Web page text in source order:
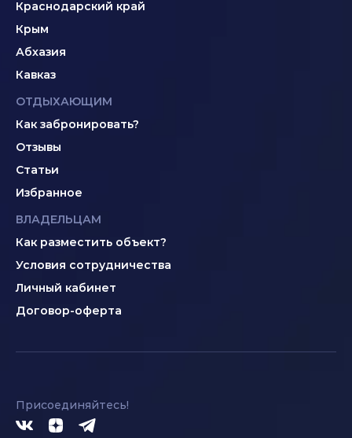
Краснодарский край
Крым
Абхазия
Кавказ
ОТДЫХАЮЩИМ
Как забронировать?
Отзывы
Статьи
Избранное
ВЛАДЕЛЬЦАМ
Как разместить объект?
Условия сотрудничества
Личный кабинет
Договор-оферта
Присоединяйтесь!